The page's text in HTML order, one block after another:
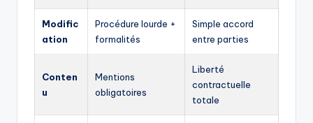
Modific
ation
Procédure lourde +
formalités
Simple accord
entre parties
Conten
u
Mentions
obligatoires
Liberté
contractuelle
totale